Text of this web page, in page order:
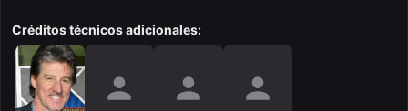
Créditos técnicos adicionales: